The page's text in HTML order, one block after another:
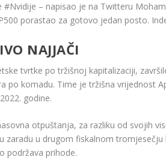
– napisao je na Twitteru
porastao za gotovo jedan posto.
NAJJAČI
tvrtke po tržišnoj kapitalizaciji,
po komadu. Time je tržišna vrijednost
godine.
otpuštanja, za razliku od svojih
zaradu u drugom fiskalnom
podržava prihode.